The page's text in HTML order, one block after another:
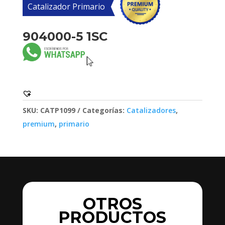
Catalizador Primario
904000-5 1SC
SKU: CATP1099 Categorías: Catalizadores,
premium, primario
OTROS
PRODUCTOS